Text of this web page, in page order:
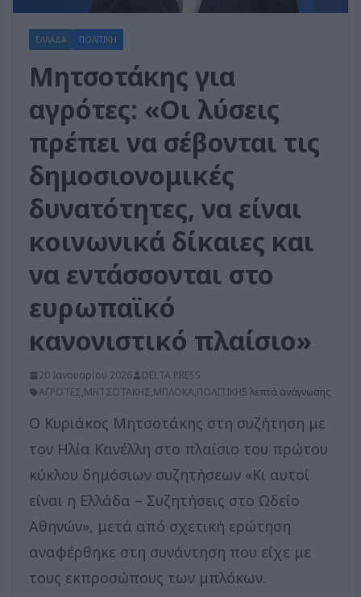
ΕΛΛΑΔΑ ΠΟΛΙΤΙΚΗ
Μητσοτάκης για
αγρότες: «Οι λύσεις
πρέπει να σέβονται τις
δημοσιονομικές
δυνατότητες, να είναι
κοινωνικά δίκαιες και
να εντάσσονται στο
ευρωπαϊκό
κανονιστικό πλαίσιο»
20 Ιανουαρίου 2026
DELTA PRESS
ΑΓΡΟΤΕΣ,ΜΗΤΣΟΤΑΚΗΣ,ΜΠΛΟΚΑ,ΠΟΛΙΤΙΚΗ5 λεπτά ανάγνωσης
Ο Κυριάκος Μητσοτάκης στη συζήτηση με
τον Ηλία Κανέλλη στο πλαίσιο του πρώτου
κύκλου δημόσιων συζητήσεων «Κι αυτοί
είναι η Ελλάδα – Συζητήσεις στο Ωδείο
Αθηνών», μετά από σχετική ερώτηση
αναφέρθηκε στη συνάντηση που είχε με
τους εκπροσώπους των μπλόκων.